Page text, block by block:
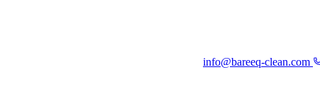
info@bareeq-clean.com